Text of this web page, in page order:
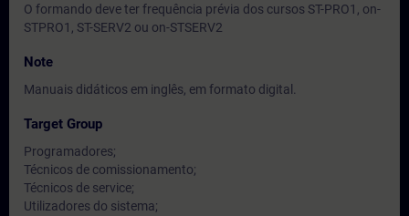
O formando deve ter frequência prévia dos cursos ST-PRO1, on-
STPRO1, ST-SERV2 ou on-STSERV2
Note
Manuais didáticos em inglês, em formato digital.
Target Group
Programadores;
Técnicos de comissionamento;
Técnicos de service;
Utilizadores do sistema;